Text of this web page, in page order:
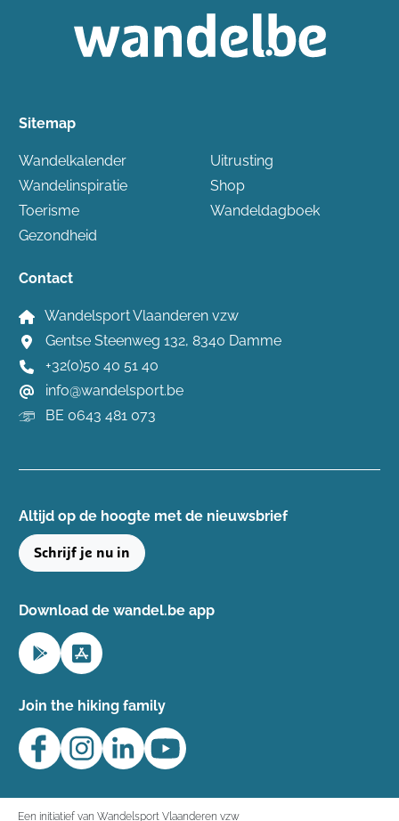
Sitemap
Wandelkalender
Wandelinspiratie
Toerisme
Gezondheid
Uitrusting
Shop
Wandeldagboek
Contact
Wandelsport Vlaanderen vzw
Gentse Steenweg 132, 8340 Damme
+32(0)50 40 51 40
info@wandelsport.be
BE 0643 481 073
Altijd op de hoogte ​met de nieuwsbrief
Schrijf je nu in
Download de wandel.be app
Join the hiking family
Een initiatief van Wandelsport Vlaanderen vzw